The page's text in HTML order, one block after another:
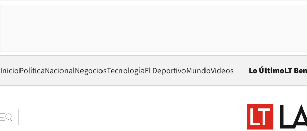
InicioPolíticaNacionalNegociosTecnologíaEl DeportivoMundoVideos Lo ÚltimoLT